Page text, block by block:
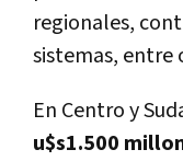
regionales,
sistemas, entre
En Centro y
u$s1.500